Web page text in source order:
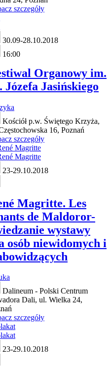
szczegóły
30.09-28.10.2018
16:00
Organowy im.
Józefa Jasińskiego
Kościół p.w. Świętego Krzyża,
16, Poznań
szczegóły
23-29.10.2018
Magritte. Les
de Maldoror-
wystawy
osób niewidomych i
Dalineum - Polski Centrum
Dali, ul. Wielka 24,
szczegóły
23-29.10.2018